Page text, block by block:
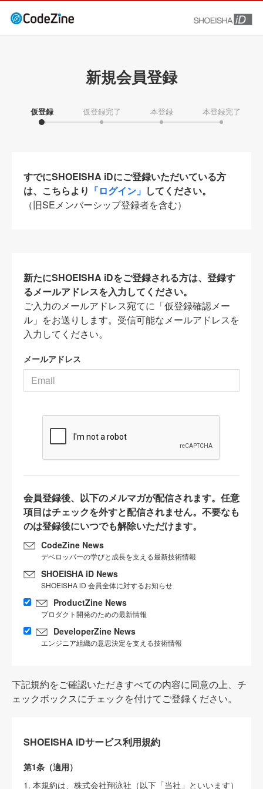
新規会員登録
仮登録 仮登録完了 本登録 本登録完了
すでにSHOEISHA iDにご登録いただいている方
は、こちらより 「ログイン」 してください。
（旧SEメンバーシップ登録者を含む）
新たにSHOEISHA iDをご登録される方は、登録す
るメールアドレスを入力してください。
ご入力のメールアドレス宛てに「仮登録確認メー
ル」をお送りします。受信可能なメールアドレスを
入力してください。
メールアドレス
会員登録後、以下のメルマガが配信されます。任意
項目はチェックを外すと配信されません。不要なも
のは登録後にいつでも解除いただけます。
CodeZine News
デベロッパーの学びと成長を支える最新技術情報
SHOEISHA iD News
SHOEISHA iD 会員全体に対するお知らせ
ProductZine News
プロダクト開発のための最新情報
DeveloperZine News
エンジニア組織の意思決定を支える技術情報
下記規約をご確認いただきすべての内容に同意の上、チ
ェックボックスにチェックを付けてご登録ください。
SHOEISHA iDサービス利用規約
第1条（適用）
1. 本規約は、株式会社翔泳社（以下「当社」といいます）